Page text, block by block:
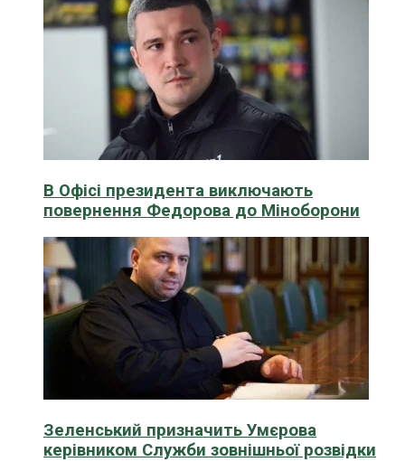
В Офісі президента виключають
повернення Федорова до Міноборони
Зеленський призначить Умєрова
керівником Служби зовнішньої розвідки